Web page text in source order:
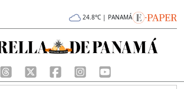
24.8°C | PANAMÁ